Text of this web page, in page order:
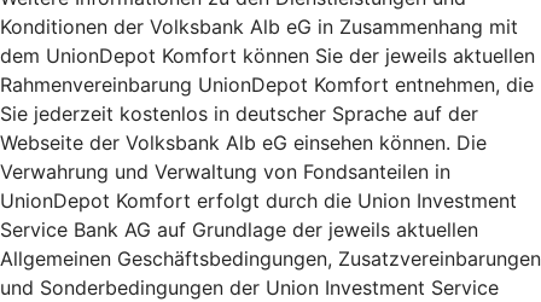
Konditionen der Volksbank Alb eG in Zusammenhang mit
dem UnionDepot Komfort können Sie der jeweils aktuellen
Rahmenvereinbarung UnionDepot Komfort entnehmen, die
Sie jederzeit kostenlos in deutscher Sprache auf der
Webseite der Volksbank Alb eG einsehen können. Die
Verwahrung und Verwaltung von Fondsanteilen in
UnionDepot Komfort erfolgt durch die Union Investment
Service Bank AG auf Grundlage der jeweils aktuellen
Allgemeinen Geschäftsbedingungen, Zusatzvereinbarungen
und Sonderbedingungen der Union Investment Service